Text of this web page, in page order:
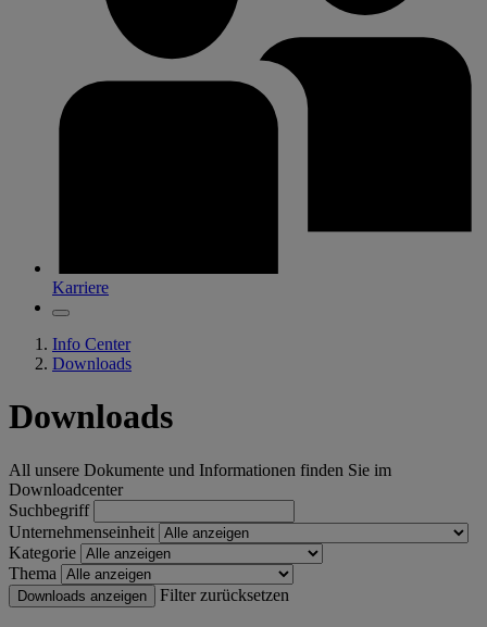
Karriere
Info Center
Downloads
Downloads
All unsere Dokumente und Informationen finden Sie im
Downloadcenter
Suchbegriff
Unternehmenseinheit
Kategorie
Thema
Downloads anzeigen Filter zurücksetzen